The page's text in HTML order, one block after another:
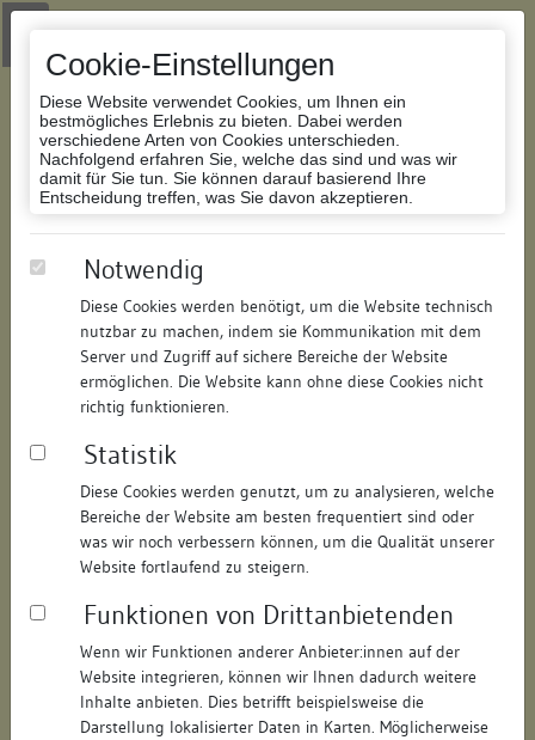
Cookie-Einstellungen
Diese Website verwendet Cookies, um Ihnen ein
bestmögliches Erlebnis zu bieten. Dabei werden
verschiedene Arten von Cookies unterschieden.
Nachfolgend erfahren Sie, welche das sind und was wir
damit für Sie tun. Sie können darauf basierend Ihre
Entscheidung treffen, was Sie davon akzeptieren.
Notwendig
Diese Cookies werden benötigt, um die Website technisch
nutzbar zu machen, indem sie Kommunikation mit dem
Server und Zugriff auf sichere Bereiche der Website
ermöglichen. Die Website kann ohne diese Cookies nicht
richtig funktionieren.
Statistik
Diese Cookies werden genutzt, um zu analysieren, welche
Bereiche der Website am besten frequentiert sind oder
was wir noch verbessern können, um die Qualität unserer
Website fortlaufend zu steigern.
Funktionen von Drittanbietenden
Wenn wir Funktionen anderer Anbieter:innen auf der
Website integrieren, können wir Ihnen dadurch weitere
Inhalte anbieten. Dies betrifft beispielsweise die
Darstellung lokalisierter Daten in Karten. Möglicherweise
Zur Navigation springen
Zum Inhalt der Website springen
Datenbank Bauforschung/Restaurierung
Wohngebäude
114389500412/ Datum: 06.12.2010
Datenbestand:
Bauforschung
Objektdaten
Straße: Rheinstraße
Hausnummer:
Postleitzahl: 77652
Stadt-Teilort: Offenburg